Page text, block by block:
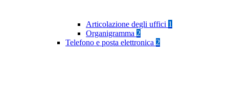
Articolazione degli uffici 1
Organigramma 2
Telefono e posta elettronica 2